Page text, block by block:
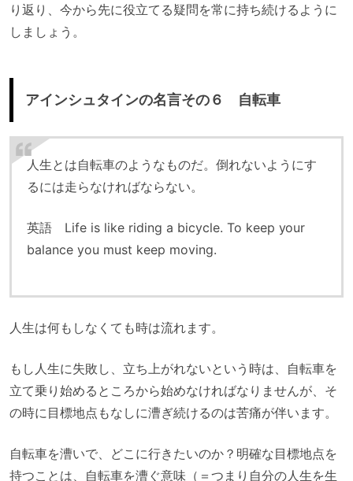
り返り、今から先に役立てる疑問を常に持ち続けるように
しましょう。
アインシュタインの名言その６ 自転車
人生とは自転車のようなものだ。倒れないようにす
るには走らなければならない。
英語 Life is like riding a bicycle. To keep your
balance you must keep moving.
人生は何もしなくても時は流れます。
もし人生に失敗し、立ち上がれないという時は、自転車を
立て乗り始めるところから始めなければなりませんが、そ
の時に目標地点もなしに漕ぎ続けるのは苦痛が伴います。
自転車を漕いで、どこに行きたいのか？明確な目標地点を
持つことは、自転車を漕ぐ意味（＝つまり自分の人生を生